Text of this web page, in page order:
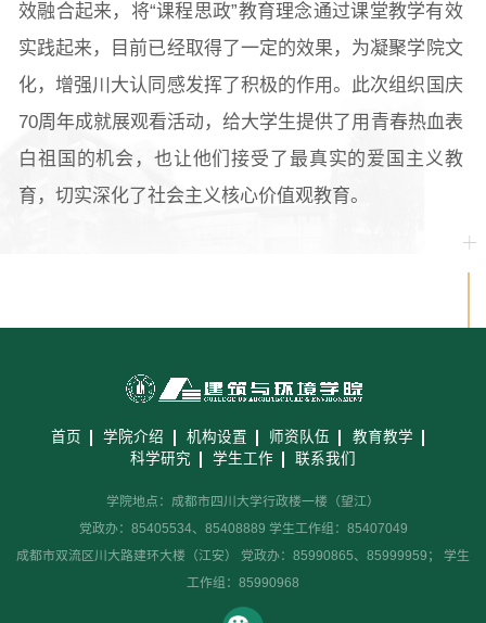
效融合起来，将“课程思政”教育理念通过课堂教学有效
实践起来，目前已经取得了一定的效果，为凝聚学院文
化，增强川大认同感发挥了积极的作用。此次组织国庆
70周年成就展观看活动，给大学生提供了用青春热血表
白祖国的机会，也让他们接受了最真实的爱国主义教
育，切实深化了社会主义核心价值观教育。
首页 学院介绍 机构设置 师资队伍
教育教学
科学研究
学生工作 联系我们
学院地点：成都市四川大学行政楼一楼（望江）
党政办：85405534、85408889 学生工作组：85407049
成都市双流区川大路建环大楼（江安） 党政办：85990865、85999959； 学生
工作组：85990968